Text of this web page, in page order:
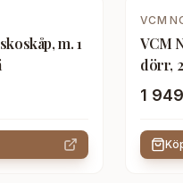
m. 1
VCM
VCM
dörr,
1